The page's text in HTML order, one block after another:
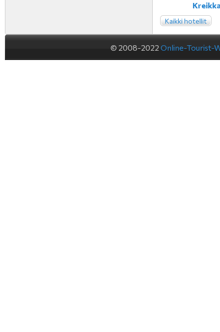
Kaikki hotellit
© 2008-2022 Online-Tourist-